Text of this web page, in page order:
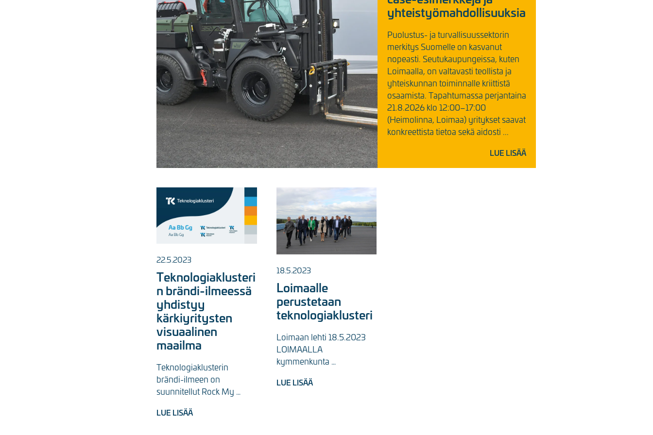
yhteistyömahdollisuuksia
Puolustus- ja turvallisuussektorin
merkitys Suomelle on kasvanut
nopeasti. Seutukaupungeissa, kuten
Loimaalla, on valtavasti teollista ja
yhteiskunnan toiminnalle kriittistä
osaamista. Tapahtumassa perjantaina
21.8.2026 klo 12:00–17:00
(Heimolinna, Loimaa) yritykset saavat
konkreettista tietoa sekä aidosti ...
LUE LISÄÄ
22.5.2023
Teknologiaklusteri
n brändi-ilmeessä
yhdistyy
kärkiyritysten
visuaalinen
maailma
Teknologiaklusterin
brändi-ilmeen on
suunnitellut Rock My
myös teknologiaklusteri.fi-
LUE LISÄÄ
18.5.2023
Loimaalle
perustetaan
teknologiaklusteri
Loimaan lehti 18.5.2023
LOIMAALLA
kymmenkunta
yritystä ja Loimaan
LUE LISÄÄ